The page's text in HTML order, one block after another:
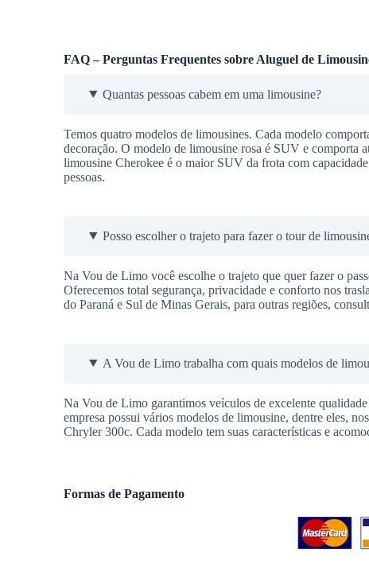
FAQ – Perguntas Frequentes sobre Aluguel de
Quantas pessoas cabem em uma limousine?
Temos quatro modelos de limousines. Cada modelo
decoração. O modelo de limousine rosa é SUV e comporta
limousine Cherokee é o maior SUV da frota com
pessoas.
Posso escolher o trajeto para fazer o tour de
Na Vou de Limo você escolhe o trajeto que quer fazer o
Oferecemos total segurança, privacidade e conforto nos
do Paraná e Sul de Minas Gerais, para outras regiões,
A Vou de Limo trabalha com quais modelos de
Na Vou de Limo garantimos veículos de excelente
empresa possui vários modelos de limousine, dentre eles,
Chryler 300c. Cada modelo tem suas características e
Formas de Pagamento